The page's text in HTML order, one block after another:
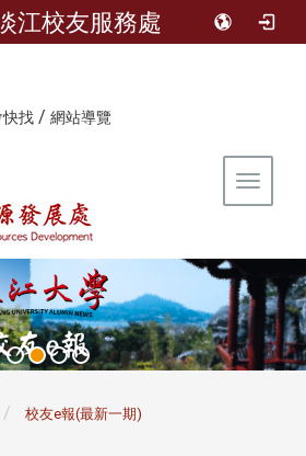
江校友服務處
快找 / 網站導覽
Toggle
校友e報(最新一期)